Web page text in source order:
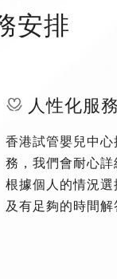
安排
人性化服務
香港試管嬰兒中心
務，我們會耐心詳
根據個人的情況
及有足夠的時間解